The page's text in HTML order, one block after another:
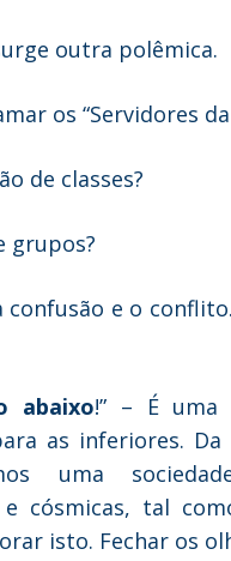
outra polêmica.
os “Servidores da
de classes?
grupos?
confusão e o
abaixo!” – É uma
as inferiores.
uma
e cósmicas, tal
isto. Fechar os